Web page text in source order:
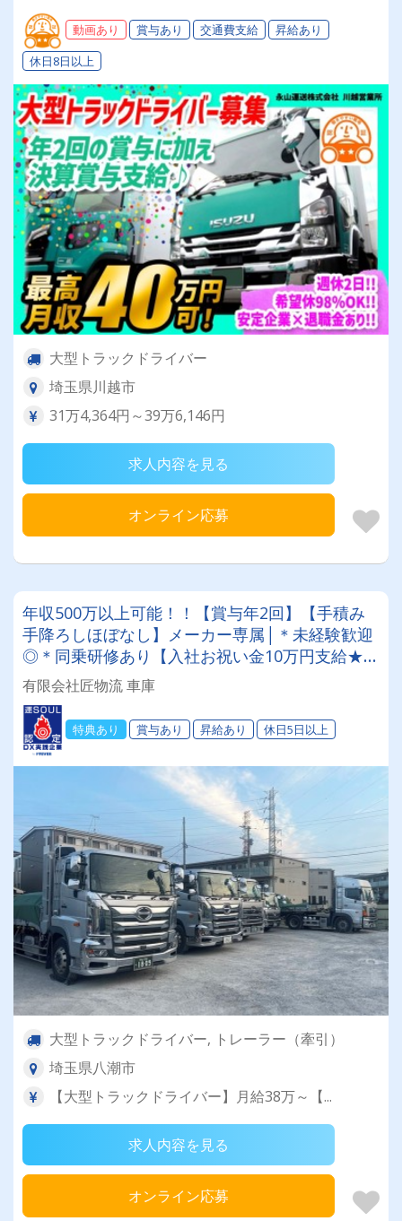
動画あり 賞与あり 交通費支給
昇給あり
休日8日以上
大型トラックドライバー
埼玉県川越市
31万4,364円～39万6,146円
求人内容を見る
オンライン応募
年収500万以上可能！！【賞与年2回】【手積み
手降ろしほぼなし】メーカー専属│＊未経験歓迎
◎＊同乗研修あり【入社お祝い金10万円支給★】
※当社規定あり
有限会社匠物流 車庫
特典あり 賞与あり 昇給あり 休日5日以上
大型トラックドライバー, トレーラー（牽引）
埼玉県八潮市
【大型トラックドライバー】月給38万～【...
求人内容を見る
オンライン応募